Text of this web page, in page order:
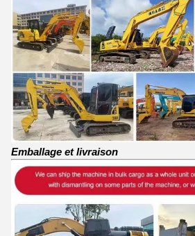
Emballage et livraison